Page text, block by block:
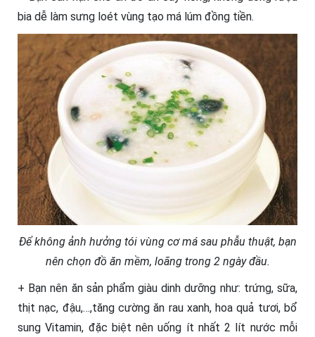
bia dễ làm sưng loét vùng tạo má lúm đồng tiền.
Để không ảnh hưởng tói vùng cơ má sau phẫu thuật, bạn
nên chọn đồ ăn mềm, loãng trong 2 ngày đầu.
+ Bạn nên ăn sản phẩm giàu dinh dưỡng như: trứng, sữa,
thịt nạc, đậu,…,tăng cường ăn rau xanh, hoa quả tươi, bổ
sung Vitamin, đặc biệt nên uống ít nhất 2 lít nước mỗi